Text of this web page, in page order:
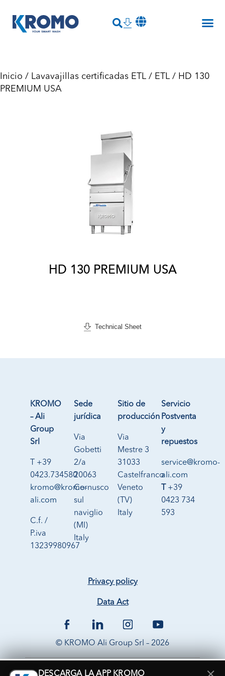
Inicio / Lavavajillas certificadas ETL / ETL / HD 130
PREMIUM USA
HD 130 PREMIUM USA
Technical Sheet
KROMO
– Ali
Group
Srl
T +39
0423.734580
kromo@kromo-
ali.com
C.f. /
P.iva
13239980967
Sede
jurídica
Via
Gobetti
2/a
20063
Cernusco
sul
naviglio
(MI)
Italy
Sitio de
producción
Via
Mestre 3
31033
Castelfranco
Veneto
(TV)
Italy
Servicio
Postventa
y
repuestos
service@kromo-
ali.com
+39
0423 734
593
Privacy policy
Data Act
© KROMO Ali Group Srl – 2026
DESCARGA LA APP KROMO